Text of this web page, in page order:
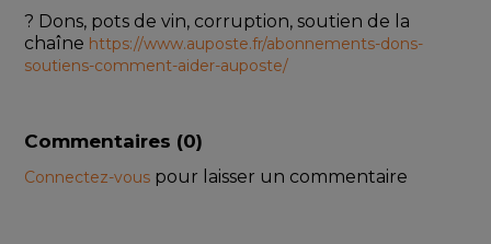
? Dons, pots de vin, corruption, soutien de la
chaîne https://www.auposte.fr/abonnements-dons-
soutiens-comment-aider-auposte/
Commentaires (0)
Connectez-vous pour laisser un commentaire